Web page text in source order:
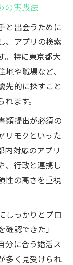
の実践法
と出会うために
、アプリの検索
。特に東京都大
や職場など、
先的に探すこと
ます。
類提出が必須の
リモクといった
内対応のアプリ
、行政と連携し
性の高さを重視
しっかりとプロ
認できた」
分に合う婚活ス
多く見受けられ